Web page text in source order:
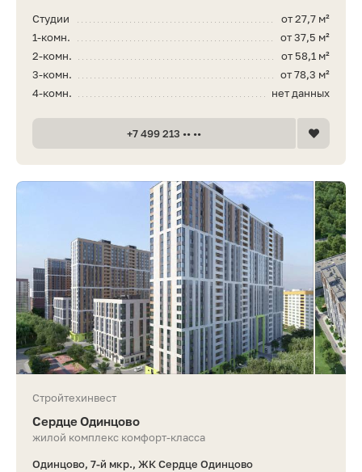
от 27,7 м²
Студии
от 37,5 м²
1-комн.
от 58,1 м²
2-комн.
от 78,3 м²
3-комн.
нет данных
4-комн.
+7 499 213 •• ••
Стройтехинвест
Сердце Одинцово
жилой комплекс комфорт-класса
Одинцово, 7-й мкр., ЖК Сердце Одинцово